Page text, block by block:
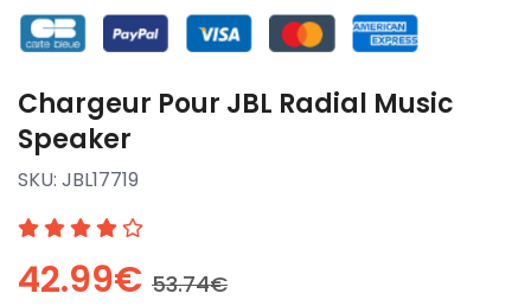
Chargeur Pour JBL Radial Music
Speaker
SKU: JBL17719
42.99€ 53.74€